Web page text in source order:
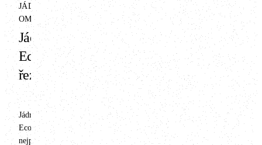
JÁDROVÁ HLINĚNÁ
OMÍTKA
Jádrová omítka
Econom s
řezankou
Jádrová hliněná omítka
Econom s řezankou je naší
nejpoužívanější jádrovou
zachováním jedinečných
vlastností hliněných omítek.
To byl náš cíl při vytváření
série ART. Ta je určena pro
zákazníky, kteří preferují
moderní, čistou estetiku a
minimalistický design před
rustikálním či přírodním
vzhledem. Omítka po
vyschnutí působí jednolitě,
dosahuje jednotné zrnitosti a